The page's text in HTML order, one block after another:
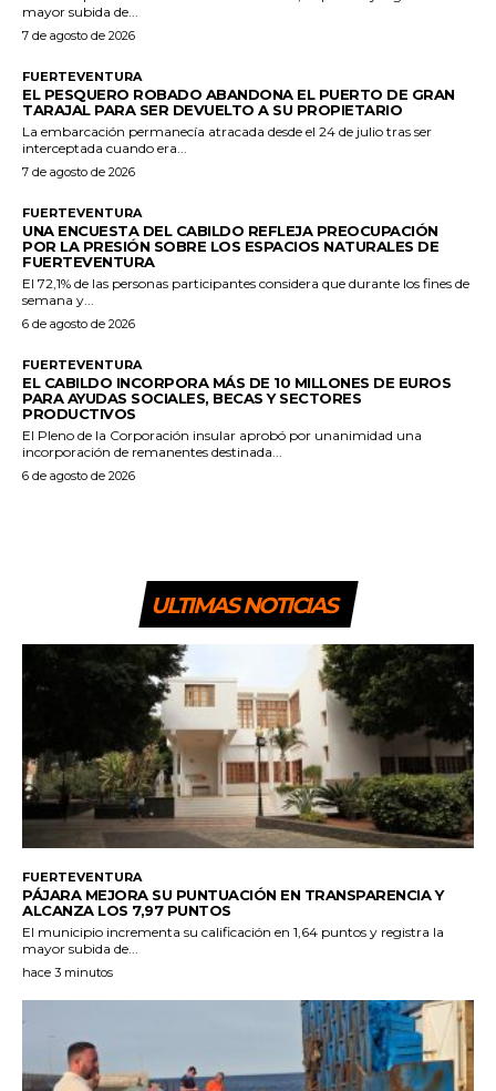
mayor subida de...
7 de agosto de 2026
FUERTEVENTURA
EL PESQUERO ROBADO ABANDONA EL PUERTO DE GRAN
TARAJAL PARA SER DEVUELTO A SU PROPIETARIO
La embarcación permanecía atracada desde el 24 de julio tras ser
interceptada cuando era...
7 de agosto de 2026
FUERTEVENTURA
UNA ENCUESTA DEL CABILDO REFLEJA PREOCUPACIÓN
POR LA PRESIÓN SOBRE LOS ESPACIOS NATURALES DE
FUERTEVENTURA
El 72,1% de las personas participantes considera que durante los fines de
semana y...
6 de agosto de 2026
FUERTEVENTURA
EL CABILDO INCORPORA MÁS DE 10 MILLONES DE EUROS
PARA AYUDAS SOCIALES, BECAS Y SECTORES
PRODUCTIVOS
El Pleno de la Corporación insular aprobó por unanimidad una
incorporación de remanentes destinada...
6 de agosto de 2026
ULTIMAS NOTICIAS
FUERTEVENTURA
PÁJARA MEJORA SU PUNTUACIÓN EN TRANSPARENCIA Y
ALCANZA LOS 7,97 PUNTOS
El municipio incrementa su calificación en 1,64 puntos y registra la
mayor subida de...
hace 3 minutos